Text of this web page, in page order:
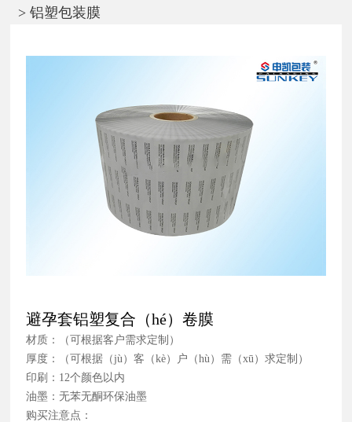
> 铝塑包装膜
避孕套铝塑复合（hé）卷膜
材质：（可根据客户需求定制）
厚度：（可根据（jù）客（kè）户（hù）需（xū）求定制）
印刷：12个颜色以内
油墨：无苯无酮环保油墨
购买注意点：